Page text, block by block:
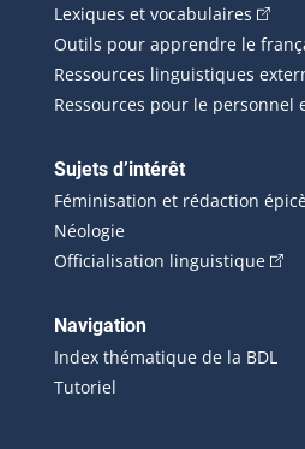
externe s'ouvrira dans une
dans une nouvelle fenêtre.)
s'ouvrira dans une nouvelle
dans une nouvelle fenêtre.)
Lexiques et vocabulaires (Cet
Outils pour apprendre le
Ressources linguistiques
Ressources pour le personnel
Sujets d’intérêt
Féminisation et rédaction
Néologie
Officialisation linguistique(Cet
Navigation
Index thématique de la BDL
Tutoriel